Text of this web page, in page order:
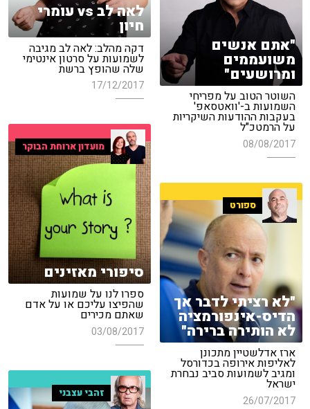
לאה לב vs עומרי
חיון
דקה מהלב: לאה לב מגיבה
לשמועות על סרטון אינטימי
שלה שהופץ ברשת
17/12/2017
"אתם אנשים
משועממים
ומרושעים"
השוטר הטוב על מפריחי
השמועות ב-'וואטסאפ'
בעקבות ההודעות השיקריות
על הרמטכ"ל
08/08/2017 מועדון ארוחת הבוקר
סיפורי מאזינים
ספרו לנו על שמועות
שהפיצו עליכם או על אדם
שאתם מכירים
03/08/2017
ספורט
"לא רציתי לדבר אך
הדיס-אינפורמציה
לא הותירה ברירה"
ארז אדלשטיין מתכונן
לאליפות אירופה בכדורסל
ומגיב לשמועות סביב נבחרת
ישראל
26/07/2017
זהבי עצבני